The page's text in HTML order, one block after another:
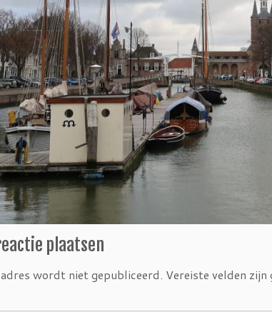
plaatsen
wordt niet gepubliceerd. Vereiste velden